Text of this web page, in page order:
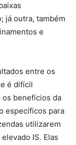
já outra, também
e
entre os
é difícil
benefícios da
específicos para
utilizarem
IS. Elas